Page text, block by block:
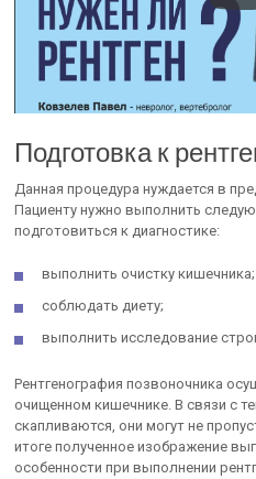
Подготовка к
Данная процедура нуждается в
Пациенту нужно выполнить
подготовиться к диагностике:
выполнить очистку кишечника;
соблюдать диету;
выполнить исследование
Рентгенография позвоночника
очищенном кишечнике. В связи с
скапливаются, они могут не
итоге полученное изображение
особенности при выполнении